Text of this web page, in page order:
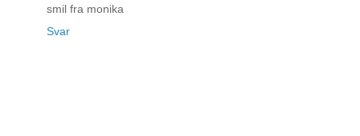
smil fra monika
Svar